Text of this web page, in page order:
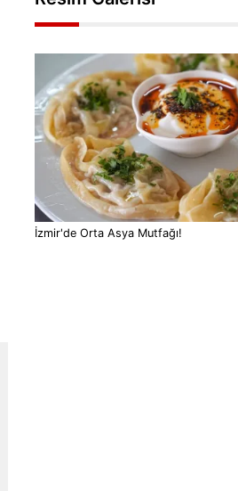
İzmir'de Orta Asya Mutfağı!